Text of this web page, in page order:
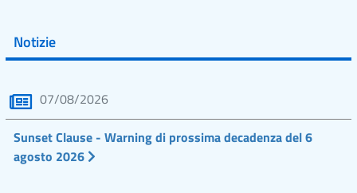
Notizie
07/08/2026
Sunset Clause - Warning di prossima decadenza del 6
agosto 2026